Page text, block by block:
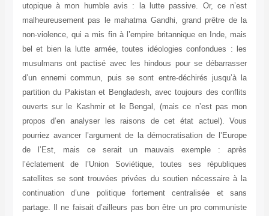
utopique à mon humble avis : la lutte passive. Or, ce n’est
malheureusement pas le mahatma Gandhi, grand prêtre de la
non-violence, qui a mis fin à l’empire britannique en Inde, mais
bel et bien la lutte armée, toutes idéologies confondues : les
musulmans ont pactisé avec les hindous pour se débarrasser
d’un ennemi commun, puis se sont entre-déchirés jusqu’à la
partition du Pakistan et Bengladesh, avec toujours des conflits
ouverts sur le Kashmir et le Bengal, (mais ce n’est pas mon
propos d’en analyser les raisons de cet état actuel). Vous
pourriez avancer l’argument de la démocratisation de l’Europe
de l’Est, mais ce serait un mauvais exemple : après
l’éclatement de l’Union Soviétique, toutes ses républiques
satellites se sont trouvées privées du soutien nécessaire à la
continuation d’une politique fortement centralisée et sans
partage. Il ne faisait d’ailleurs pas bon être un pro communiste